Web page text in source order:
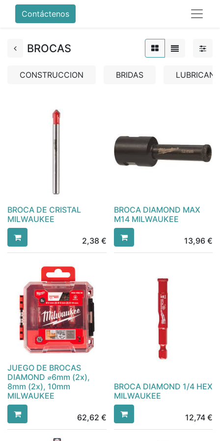
Contáctenos
BROCAS
CONSTRUCCION BRIDAS
BROCA DE CRISTAL
MILWAUKEE
2,38 €
BROCA DIAMOND MAX
M14 MILWAUKEE
13,96 €
JUEGO DE BROCAS
DIAMOND ⌀6mm (2x),
8mm (2x), 10mm
MILWAUKEE
62,62 €
BROCA DIAMOND 1/4 HEX
MILWAUKEE
12,74 €